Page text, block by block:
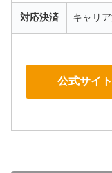
対応決済 キャリ
公式サイト